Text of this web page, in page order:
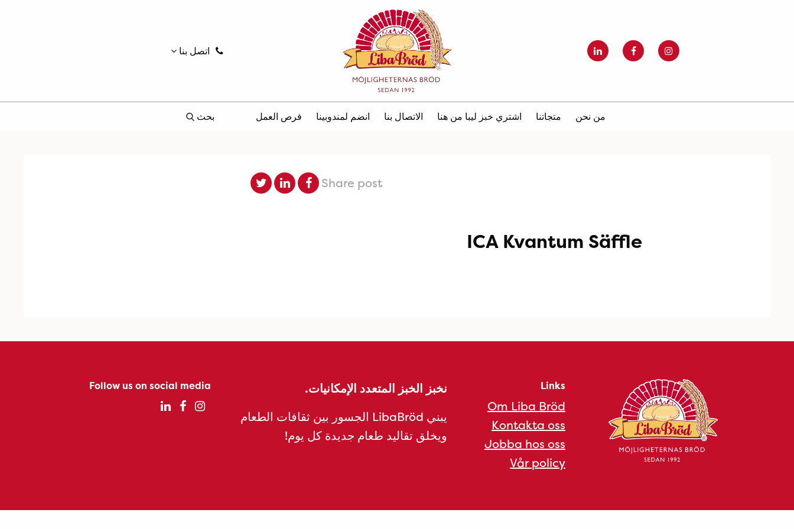
اتصل بنا
من نحن متجاتنا اشتري خبز ليبا من هنا الاتصال بنا انضم لمندوبينا فرص العمل بحث
Share post
ICA Kvantum Säffle
Links
Om Liba Bröd
Kontakta oss
Jobba hos oss
Vår policy
نخبز الخبز المتعدد الإمكانيات.
يبني LibaBröd الجسور بين ثقافات الطعام
ويخلق تقاليد طعام جديدة كل يوم!
Follow us on social media